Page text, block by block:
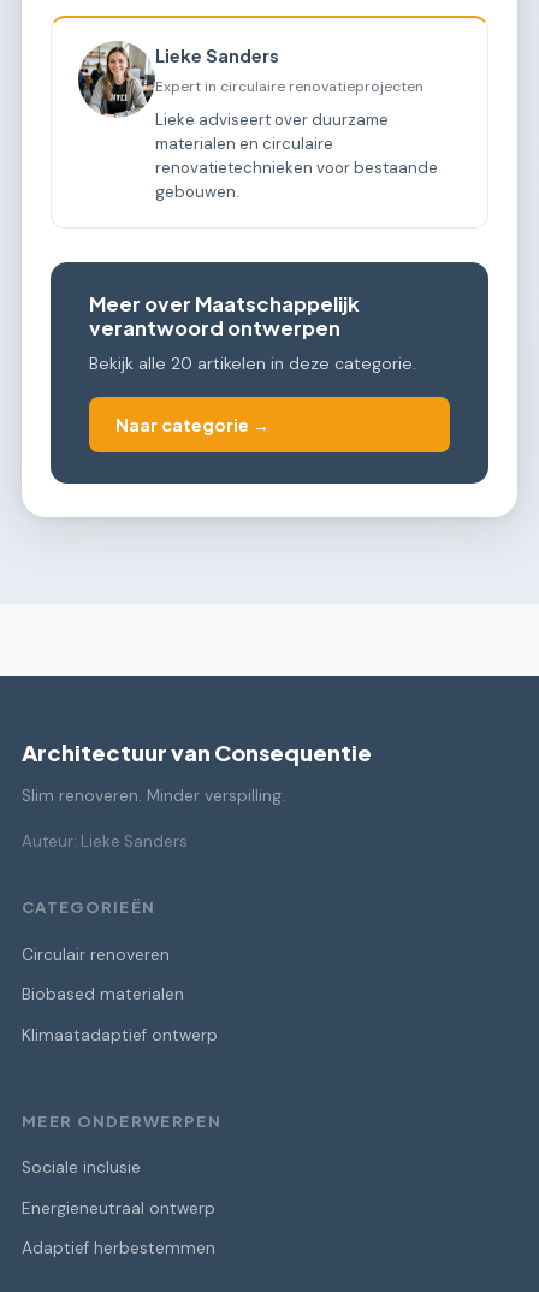
Lieke Sanders
Expert in circulaire renovatieprojecten
Lieke adviseert over duurzame
materialen en circulaire
renovatietechnieken voor bestaande
gebouwen.
Meer over Maatschappelijk
verantwoord ontwerpen
Bekijk alle 20 artikelen in deze categorie.
Naar categorie →
Architectuur van Consequentie
Slim renoveren. Minder verspilling.
Auteur: Lieke Sanders
CATEGORIEËN
Circulair renoveren
Biobased materialen
Klimaatadaptief ontwerp
MEER ONDERWERPEN
Sociale inclusie
Energieneutraal ontwerp
Adaptief herbestemmen